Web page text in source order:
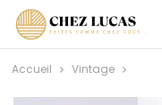
Accueil Vintage